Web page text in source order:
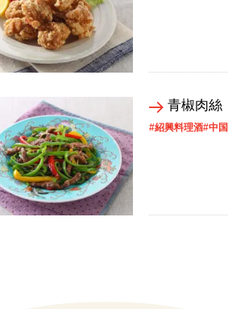
青椒肉絲
#紹興料理酒#中国